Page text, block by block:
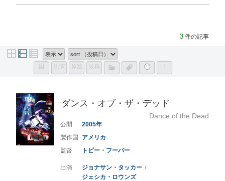
3 件の記事
国 出演 原題 抜粋 i
ダンス・オブ・ザ・デッド
Dance of the Dead
2005
アメリカ
トビー・フーパー
ジョナサン・タッカー
ジェシカ・ロウンズ